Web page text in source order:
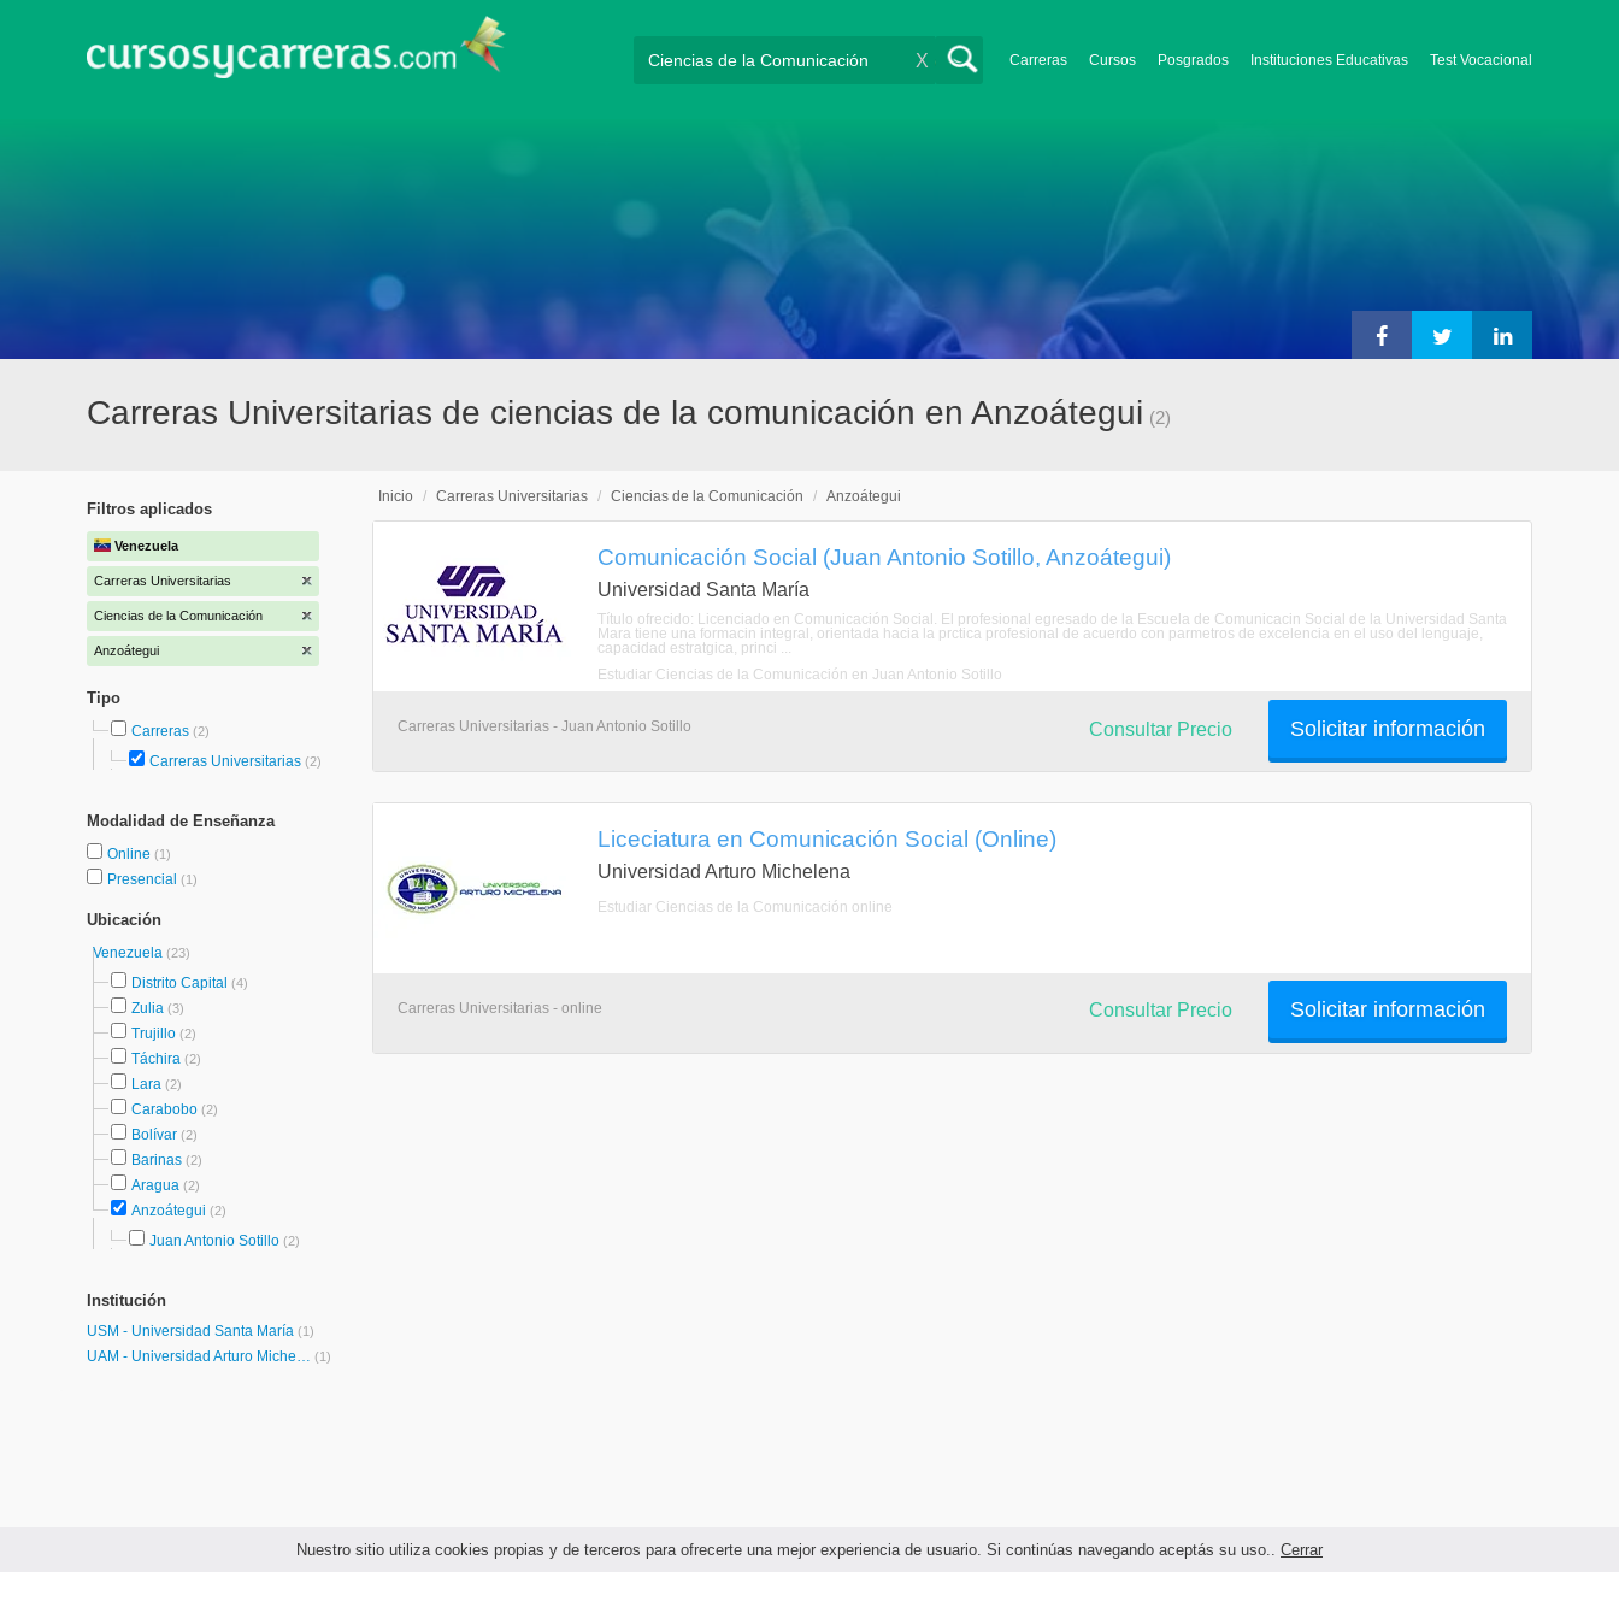
Nuestro sitio utiliza cookies propias y de terceros para ofrecerte una mejor experiencia de usuario. Si continúas navegando aceptás su uso.. Cerrar
Carreras Cursos Posgrados Instituciones Educativas Test Vocacional
X
Carreras Universitarias de ciencias de la comunicación en Anzoátegui (2)
Filtros aplicados
Venezuela
Carreras Universitarias
Ciencias de la Comunicación
Anzoátegui
Tipo
Carreras (2)
Carreras Universitarias (2)
Modalidad de Enseñanza
Online (1)
Presencial (1)
Ubicación
Venezuela (23)
Distrito Capital (4)
Zulia (3)
Trujillo (2)
Táchira (2)
Lara (2)
Carabobo (2)
Bolívar (2)
Barinas (2)
Aragua (2)
Anzoátegui (2)
Juan Antonio Sotillo (2)
Institución
USM - Universidad Santa María (1)
UAM - Universidad Arturo Michelena (1)
Inicio / Carreras Universitarias / Ciencias de la Comunicación / Anzoátegui
Comunicación Social (Juan Antonio Sotillo, Anzoátegui)
Universidad Santa María
Título ofrecido: Licenciado en Comunicación Social. El profesional egresado de la Escuela de Comunicacin Social de la Universidad Santa
Mara tiene una formacin integral, orientada hacia la prctica profesional de acuerdo con parmetros de excelencia en el uso del lenguaje,
capacidad estratgica, princi ...
Estudiar Ciencias de la Comunicación en Juan Antonio Sotillo
Carreras Universitarias - Juan Antonio Sotillo Solicitar información
Consultar Precio
Liceciatura en Comunicación Social (Online)
Universidad Arturo Michelena
Estudiar Ciencias de la Comunicación online
Carreras Universitarias - online Solicitar información
Consultar Precio